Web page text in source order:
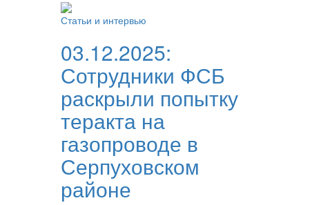
Статьи и интервью
03.12.2025:
Сотрудники ФСБ
раскрыли попытку
теракта на
газопроводе в
Серпуховском
районе